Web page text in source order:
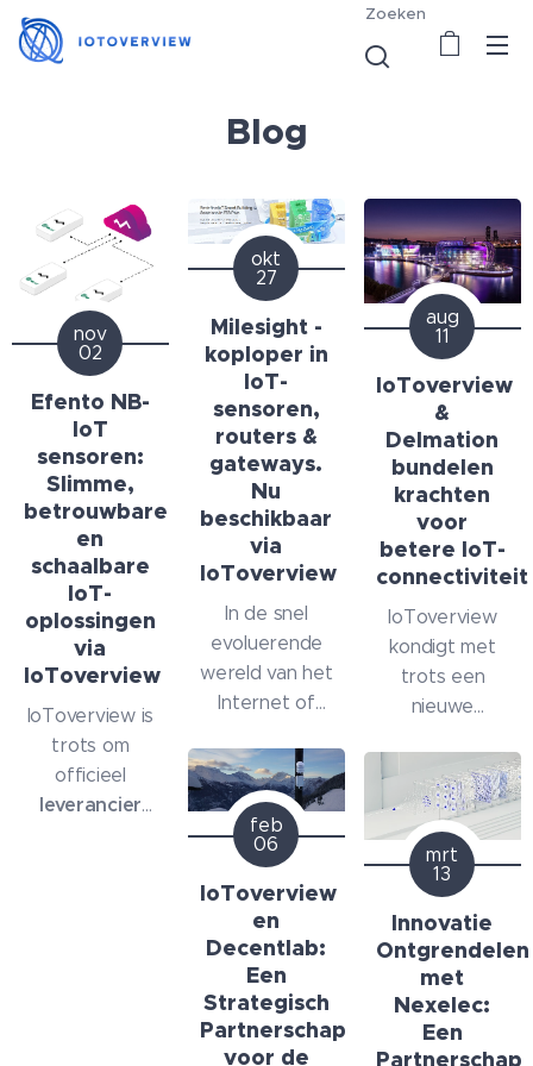
Zoeken
Blog
nov
02
Efento NB-
IoT
sensoren:
Slimme,
betrouwbare
en
schaalbare
IoT-
oplossingen
via
IoToverview
IoToverview is
trots om
officieel
leverancier
okt
27
Milesight -
koploper in
IoT-
sensoren,
routers &
gateways.
Nu
beschikbaar
via
IoToverview
In de snel
evoluerende
wereld van het
Internet of
het kiezen van
betrouwbare
hardware een
cruciale stap
richting een
toekomstbestendige
oplossing.
Daarom zijn wij
trots te
kunnen
aankondigen
aug
11
IoToverview
&
Delmation
bundelen
krachten
voor
betere IoT-
connectiviteit
IoToverview
kondigt met
trots een
nieuwe
aan met
Delmation,
een
Nederlandse
specialist op
het gebied
van industriële
en IoT-
hardware.
mrt
13
Innovatie
Ontgrendelen
met
Nexelec:
Een
Partnerschap
feb
06
IoToverview
en
Decentlab:
Een
Strategisch
Partnerschap
voor de